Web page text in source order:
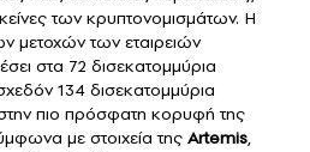
των κρυπτονομισμάτων. Η
μετοχών των εταιρειών
στα 72 δισεκατομμύρια
134 δισεκατομμύρια
πιο πρόσφατη κορυφή της
με στοιχεία της Artemis,